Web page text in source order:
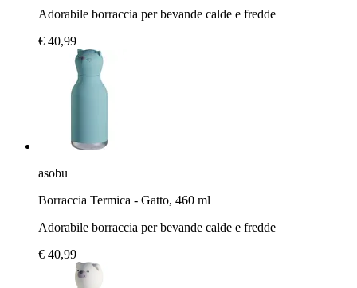
Adorabile borraccia per bevande calde e fredde
€ 40,99
asobu
Borraccia Termica - Gatto, 460 ml
Adorabile borraccia per bevande calde e fredde
€ 40,99